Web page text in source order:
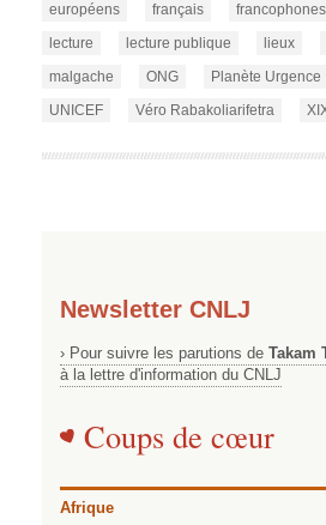
européens
français francophones
lecture
lecture publique lieux
malgache
ONG Planète Urgence
UNICEF
Véro Rabakoliarifetra
Newsletter CNLJ
› Pour suivre les parutions de Takam
à la lettre d'information du CNLJ
Coups de cœur
Afrique